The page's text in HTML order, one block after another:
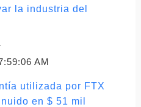
la industria del
AM
utilizada por FTX
en $ 51 mil